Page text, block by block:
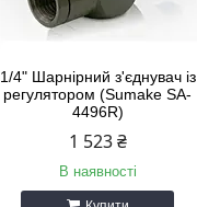
1/4" Шарнірний з'єднувач із
регулятором (Sumake SA-
4496R)
1 523 ₴
В наявності